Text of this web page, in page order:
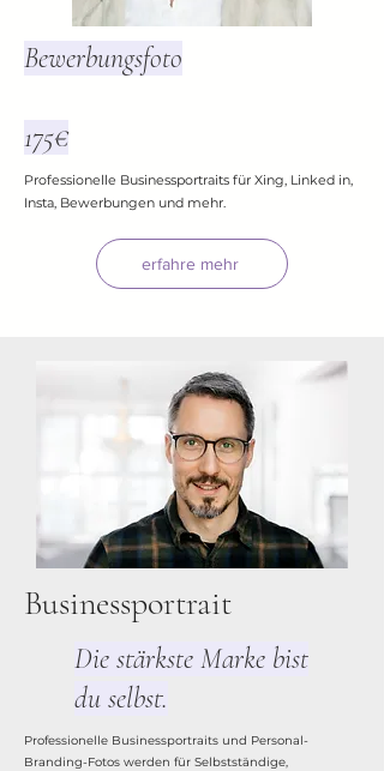
Bewerbungsfoto
175€
Professionelle Businessportraits für Xing, Linked in,
Insta, Bewerbungen und mehr.
erfahre mehr
Businessportrait
Die stärkste Marke bist
du selbst.
Professionelle Businessportraits und Personal-
Branding-Fotos werden für Selbstständige,